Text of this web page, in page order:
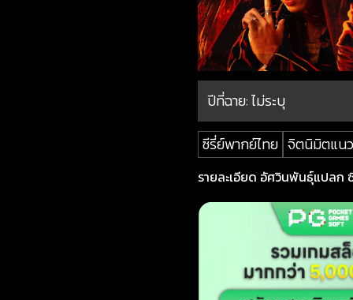
ปีที่ฉาย:ไม่ระบุ
ซีรี่ย์พากย์ไทย จิตนิมิตแน
รายละเอียด อัศวินพันธุ์แปลก